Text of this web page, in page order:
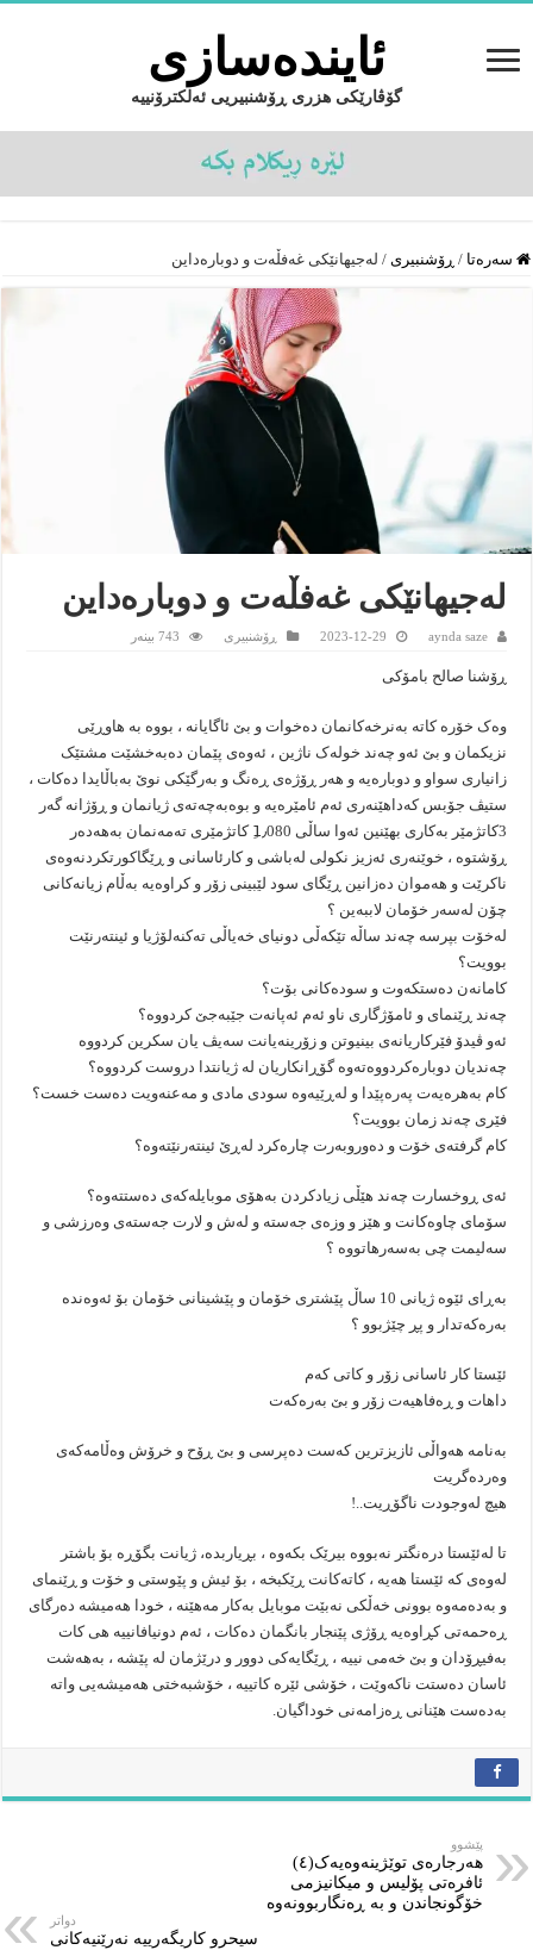
ئایندەسازى
گۆڤارێکی هزری ڕۆشنبیریی ئەلکترۆنییە
سەرەتا / ڕۆشنبیرى / لەجیهانێکی غەفڵەت و دوبارەداین
لەجیهانێکی غەفڵەت و دوبارەداین
aynda saze
2023-12-29 ڕۆشنبیرى 743 بینەر
ڕۆشنا صالح بامۆکی
وەک خۆرە کاتە بەنرخەکانمان دەخوات و بێ ئاگایانە ، بووە بە هاوڕێی
نزیکمان و بێ ئەو چەند خولەک ناژین ، ئەوەی پێمان دەبەخشێت مشتێک
زانیاری سواو و دوبارەیە و هەر ڕۆژەی ڕەنگ و بەرگێکی نوێ بەباڵایدا دەکات ،
ستیڤ جۆبس کەداهێنەری ئەم ئامێرەیە و بوەبەچەتەی ژیانمان و ڕۆژانە گەر
3کاتژمێر بەکاری بهێنین ئەوا ساڵی 1ِ٫080 کاتژمێری تەمەنمان بەهەدەر
ڕۆشتوە ، خوێنەری ئەزیز نکولی لەباشی و کارئاسانی و ڕێگاکورتکردنەوەی
ناکرێت و هەموان دەزانین ڕێگای سود لێبینی زۆر و کراوەیە بەڵام زیانەکانی
چۆن لەسەر خۆمان لاببەین ؟
لەخۆت بپرسە چەند ساڵە تێکەڵی دونیای خەیاڵی تەکنەلۆژیا و ئینتەرنێت
بوویت؟
کامانەن دەستکەوت و سودەکانی بۆت؟
چەند ڕێنمای و ئامۆژگاری ناو ئەم ئەپانەت جێبەجێ کردووە؟
ئەو ڤیدۆ فێرکاریانەی بینیوتن و زۆرینەیانت سەیڤ یان سکرین کردووە
چەندیان دوبارەکردووەتەوە گۆڕانکاریان لە ژیانتدا دروست کردووە؟
کام بەهرەیەت پەرەپێدا و لەڕێیەوە سودی مادی و مەعنەویت دەست خست؟
فێری چەند زمان بوویت؟
کام گرفتەی خۆت و دەوروبەرت چارەکرد لەڕێ ئینتەرنێتەوە؟
ئەی ڕوخسارت چەند هێڵی زیادکردن بەهۆی موبایلەکەی دەستتەوە؟
سۆمای چاوەکانت و هێز و وزەی جەستە و لەش و لارت جەستەی وەرزشی و
سەلیمت چی بەسەرهاتووە ؟
بەڕای ئێوە ژیانی 10 ساڵ پێشتری خۆمان و پێشینانی خۆمان بۆ ئەوەندە
بەرەکەتدار و پڕ چێژبوو ؟
ئێستا کار ئاسانی زۆر و کاتی کەم
داهات و ڕەفاهیەت زۆر و بێ بەرەکەت
بەنامە هەواڵی ئازیزترین کەست دەپرسی و بێ ڕۆح و خرۆش وەڵامەکەی
وەردەگریت
هیچ لەوجودت ناگۆڕیت..!
تا لەئێستا درەنگتر نەبووە بیرێک بکەوە ، بڕیاربدە، ژیانت بگۆڕە بۆ باشتر
لەوەی کە ئێستا هەیە ، کاتەکانت ڕێکبخە ، بۆ ئیش و پێوستی و خۆت و ڕێنمای
و بەدەمەوە بوونی خەڵکی نەبێت موبایل بەکار مەهێنە ، خودا هەمیشە دەرگای
ڕەحمەتی کڕاوەیە ڕۆژی پێنجار بانگمان دەکات ، ئەم دونیافانییە هی کات
بەفیڕۆدان و بێ خەمی نییە ، ڕێگایەکی دوور و درێژمان لە پێشە ، بەهەشت
ئاسان دەستت ناکەوێت ، خۆشی ئێرە کاتییە ، خۆشبەختی هەمیشەیی واتە
بەدەست هێنانی ڕەزامەنی خوداگیان.
پێشوو
هەرجارەى توێژینەوەیەک(٤)‌ ‌ ‌
ئافرەتى پۆلیس و میکانیزمى
خۆگونجاندن و بە ڕەنگاربوونەوە
دواتر
سيحرو كاريگەرييە نەرێنيەكانى